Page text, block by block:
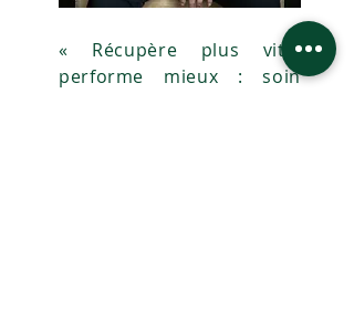
« Récupère plus vite,
performe mieux : soin